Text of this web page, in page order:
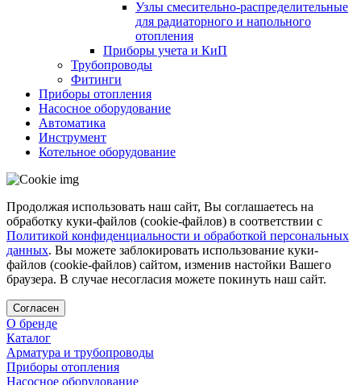
Узлы смесительно-распределительные
для радиаторного и напольного
отопления
Приборы учета и КиП
Трубопроводы
Фитинги
Приборы отопления
Насосное оборудование
Автоматика
Инструмент
Котельное оборудование
Продолжая использовать наш сайт, Вы соглашаетесь на
обработку куки-файлов (cookie-файлов) в соответствии с
Политикой конфиденциальности и обработкой персональных
данных. Вы можете заблокировать использование куки-
файлов (cookie-файлов) сайтом, изменив настойки Вашего
браузера. В случае несогласия можете покинуть наш сайт.
Согласен
О бренде
Каталог
Арматура и трубопроводы
Приборы отопления
Насосное оборудование